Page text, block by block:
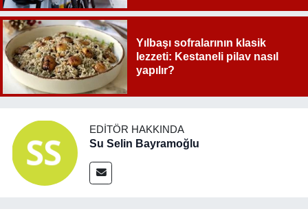
Yılbaşı sofralarının klasik
lezzeti: Kestaneli pilav nasıl
yapılır?
EDITÖR HAKKINDA
Su Selin Bayramoğlu